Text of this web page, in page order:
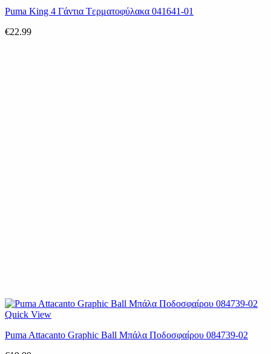
Puma King 4 Γάντια Tερματοφύλακα 041641-01
€22.99
Quick View
Puma Attacanto Graphic Ball Μπάλα Ποδοσφαίρου 084739-02